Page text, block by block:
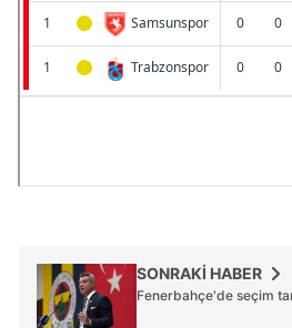
SONRAKİ HABER
Fenerbahçe'de seçim